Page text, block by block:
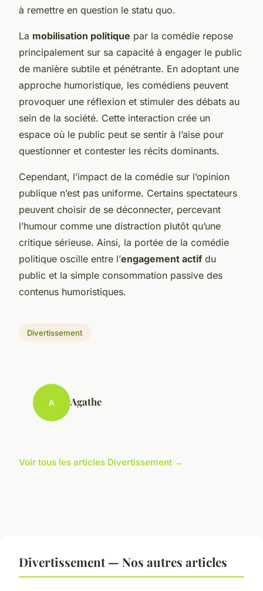
à remettre en question le statu quo.
La mobilisation politique par la comédie repose
principalement sur sa capacité à engager le public
de manière subtile et pénétrante. En adoptant une
approche humoristique, les comédiens peuvent
provoquer une réflexion et stimuler des débats au
sein de la société. Cette interaction crée un
espace où le public peut se sentir à l’aise pour
questionner et contester les récits dominants.
Cependant, l’impact de la comédie sur l’opinion
publique n’est pas uniforme. Certains spectateurs
peuvent choisir de se déconnecter, percevant
l’humour comme une distraction plutôt qu’une
critique sérieuse. Ainsi, la portée de la comédie
politique oscille entre l’engagement actif du
public et la simple consommation passive des
contenus humoristiques.
Divertissement
A Agathe
Voir tous les articles Divertissement →
Divertissement — Nos autres articles